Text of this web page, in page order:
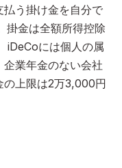
払う掛け金を自分で
掛金は全額所得控除
iDeCoには個人の属
業年金のない会社
の上限は2万3,000円